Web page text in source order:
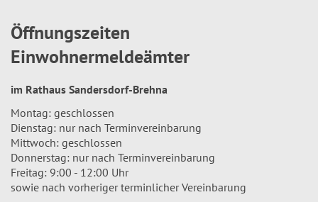
Öffnungszeiten
Einwohnermeldeämter
im Rathaus Sandersdorf-Brehna
Montag: geschlossen
Dienstag: nur nach Terminvereinbarung
Mittwoch: geschlossen
Donnerstag: nur nach Terminvereinbarung
Freitag: 9:00 - 12:00 Uhr
sowie nach vorheriger terminlicher Vereinbarung